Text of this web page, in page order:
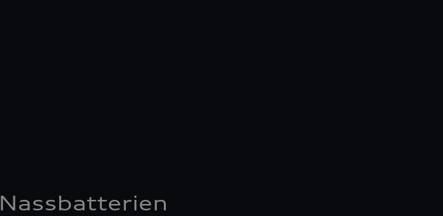
Nassbatterien